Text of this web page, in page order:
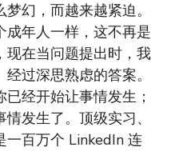
幻，而越来越紧迫。
成年人一样，这不再是
现在当问题提出时，我
过深思熟虑的答案。
经开始让事情发生；
发生了。顶级实习、
一百万个 LinkedIn 连